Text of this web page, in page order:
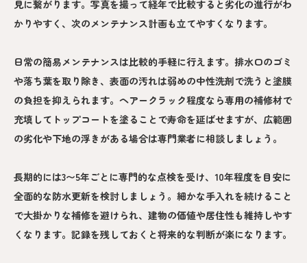
見に繋がります。写真を撮って経年で比較すると劣化の進行がわ
かりやすく、次のメンテナンス計画も立てやすくなります。
日常の簡易メンテナンスは比較的手軽に行えます。排水口のゴミ
や落ち葉を取り除き、表面の汚れは弱めの中性洗剤で洗うと塗膜
の負担を抑えられます。ヘアークラック程度なら専用の補修材で
充填してトップコートを塗ることで寿命を延ばせますが、広範囲
の劣化や下地の浮きがある場合は専門業者に相談しましょう。
長期的には3〜5年ごとに専門的な点検を受け、10年程度を目安に
全面的な防水更新を検討しましょう。細かな手入れを続けること
で大掛かりな補修を避けられ、建物の価値や居住性も維持しやす
くなります。記録を残しておくと将来的な判断が楽になります。